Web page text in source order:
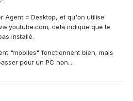
Agent = Desktop, et qu'on utilise
cela indique que le
installé.
"mobiles" fonctionnent bien, mais
pour un PC non....